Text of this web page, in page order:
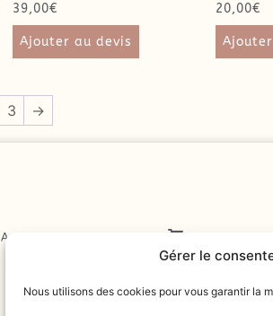
Gérer le
Nous utilisons des cookies pour vous garantir la
39,00€
Ajouter au devis
20,00€
3 →
A PROPOS